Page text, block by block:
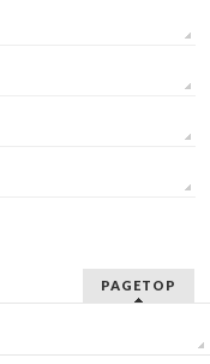
PAGETOP